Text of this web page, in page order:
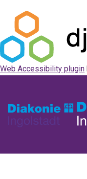
Web Accessibility plugin